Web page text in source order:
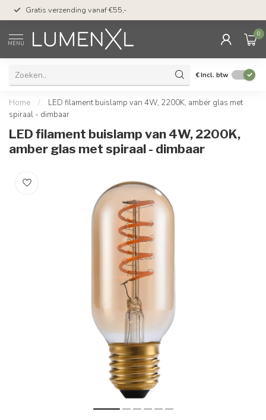
Gratis verzending vanaf €55,-
MENU
0
€Incl. btw
Home /
LED filament buislamp van 4W, 2200K, amber glas met
spiraal - dimbaar
LED filament buislamp van 4W, 2200K,
amber glas met spiraal - dimbaar